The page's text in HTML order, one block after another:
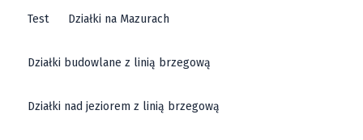
Test Działki na Mazurach
Działki budowlane z linią brzegową
Działki nad jeziorem z linią brzegową